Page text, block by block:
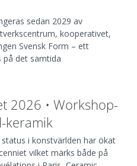
sedan 2029 av
kooperativet,
Svensk Form – ett
det samtida
2026 • Workshop-
keramik
i konstvärlden har ökat
vilket märks både på